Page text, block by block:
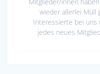
wieder allerlei Müll
Interessierte bei uns
jedes neues